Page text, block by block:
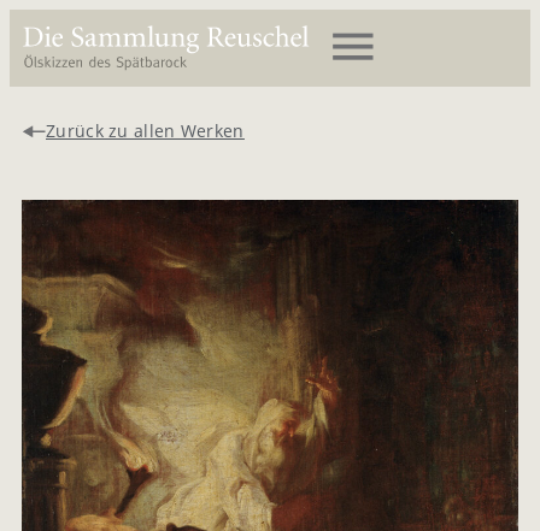
Zurück zu allen Werken